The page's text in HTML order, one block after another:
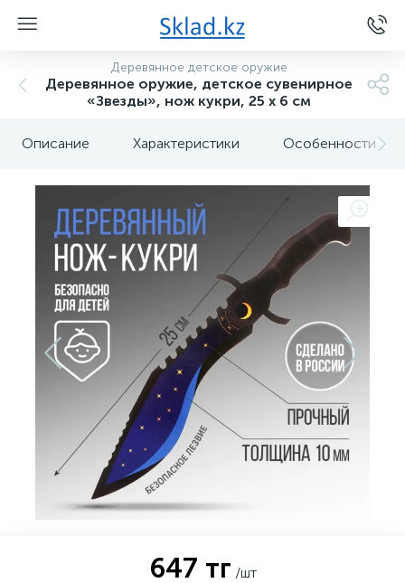
Деревянное детское оружие
Деревянное оружие, детское сувенирное
«Звезды», нож кукри, 25 х 6 см
Описание Характеристики Особенности
647 тг /шт